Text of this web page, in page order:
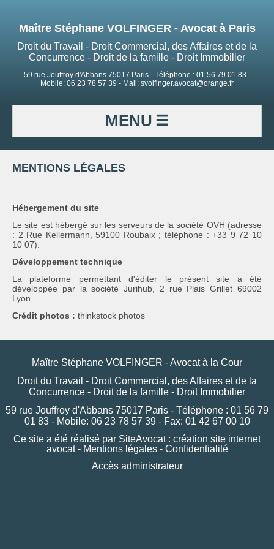
Maître Stéphane VOLFINGER - Avocat à Paris
Droit du Travail - Droit Commercial, des Affaires et de la
Concurrence - Droit de la famille - Droit Immobilier
59 rue Jouffroy d'Abbans 75017 Paris - Téléphone : 01 56 79 01 83 -
Mobile: 06 23 78 57 39 - Mail: svolfinger.avocat@orange.fr
MENU
MENTIONS LÉGALES
Hébergement du site
Le site est hébergé sur les serveurs de la société OVH (adresse
: 2 Rue Kellermann, 59100 Roubaix ; téléphone : +33 9 72 10
10 07).
Développement technique
La plateforme permettant d'éditer le présent site a été
développée par la société Jurihub, 2 rue Plais Grillet 69002
Lyon.
Crédit photos : thinkstock photos
Maître Stéphane VOLFINGER - Avocat à la Cour
Droit du Travail - Droit Commercial, des Affaires et de la
Concurrence - Droit de la famille - Droit Immobilier
59 rue Jouffroy d'Abbans 75017 Paris - Téléphone : 01 56 79
01 83 - Mobile: 06 23 78 57 39 - Fax: 01 42 67 00 10
Ce site a été réalisé par SiteAvocat : création site internet
avocat- Mentions légales- Confidentialité
Accès administrateur